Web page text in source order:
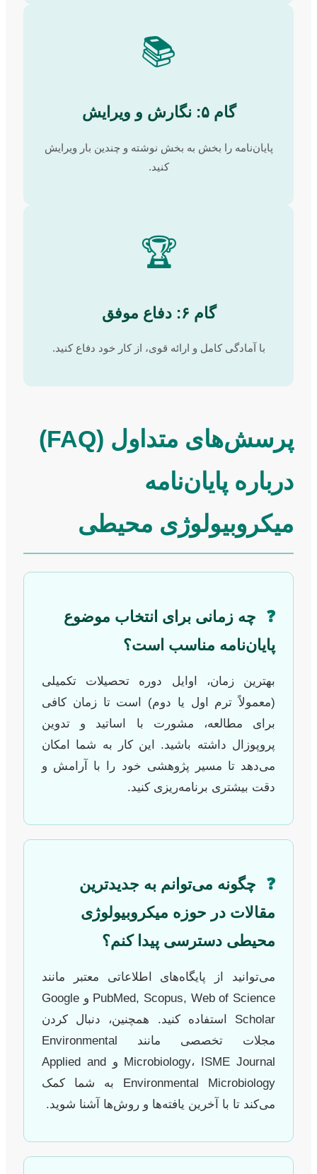
📚
گام ۵: نگارش و ویرایش
پایان‌نامه را بخش به بخش نوشته و چندین بار ویرایش
کنید.
🏆
گام ۶: دفاع موفق
با آمادگی کامل و ارائه قوی، از کار خود دفاع کنید.
پرسش‌های متداول (FAQ)
درباره پایان‌نامه
میکروبیولوژی محیطی
❓
چه زمانی برای انتخاب موضوع
پایان‌نامه مناسب است؟
بهترین زمان، اوایل دوره تحصیلات تکمیلی
(معمولاً ترم اول یا دوم) است تا زمان کافی
برای مطالعه، مشورت با اساتید و تدوین
پروپوزال داشته باشید. این کار به شما امکان
می‌دهد تا مسیر پژوهشی خود را با آرامش و
دقت بیشتری برنامه‌ریزی کنید.
❓
چگونه می‌توانم به جدیدترین
مقالات در حوزه میکروبیولوژی
محیطی دسترسی پیدا کنم؟
می‌توانید از پایگاه‌های اطلاعاتی معتبر مانند
PubMed, Scopus, Web of Science و Google
Scholar استفاده کنید. همچنین، دنبال کردن
مجلات تخصصی مانند Environmental
Microbiology، ISME Journal و Applied and
Environmental Microbiology به شما کمک
می‌کند تا با آخرین یافته‌ها و روش‌ها آشنا شوید.